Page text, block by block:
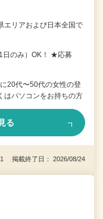
リアおよび日本全国で
日のみ）OK！ ★応募
20代〜50代の女性の登
パソコンをお持ちの方
る
掲載終了日： 2026/08/24